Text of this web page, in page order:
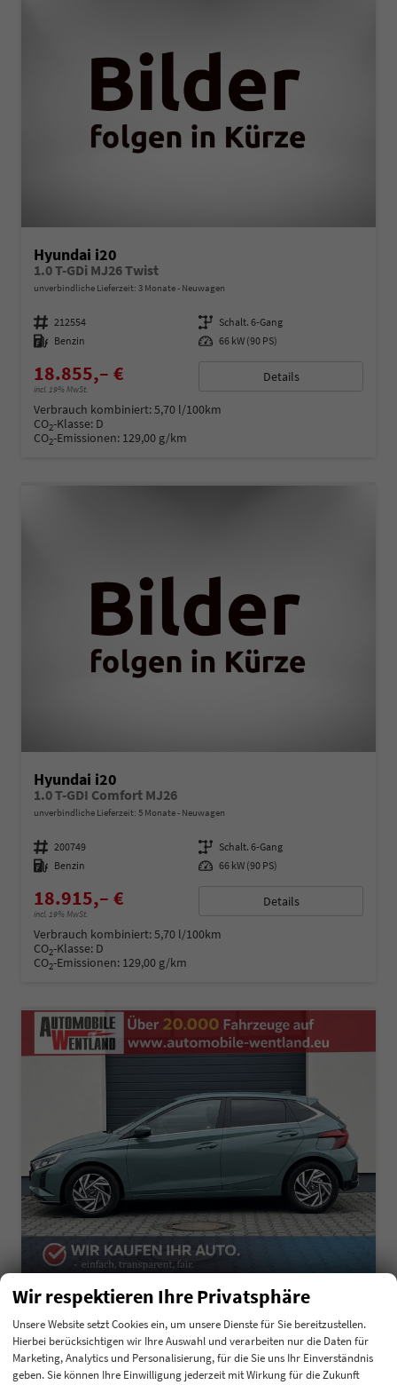
Hyundai i20
1.0 T-GDi MJ26 Twist
unverbindliche Lieferzeit: 3 Monate Neuwagen
Fahrzeugnummer 212554 Getriebe Schalt. 6-Gang
Kraftstoff Benzin Leistung 66 kW (90 PS)
18.855,– €
incl. 19% MwSt.
Details
Verbrauch kombiniert:5,70 l/100km
CO2-Klasse: D
CO2-Emissionen: 129,00 g/km
Hyundai i20
1.0 T-GDI Comfort MJ26
unverbindliche Lieferzeit: 5 Monate Neuwagen
Fahrzeugnummer 200749 Getriebe Schalt. 6-Gang
Kraftstoff Benzin Leistung 66 kW (90 PS)
18.915,– €
incl. 19% MwSt.
Details
Verbrauch kombiniert:5,70 l/100km
CO2-Klasse: D
CO2-Emissionen: 129,00 g/km
Hyundai i20
Go 1,0 T-GDI 66kW Navi
unverbindliche Lieferzeit:4 Monate Neuwagen
Fahrzeugnummer 198945 Getriebe Schalt. 6-Gang
Wir respektieren Ihre Privatsphäre
Unsere Website setzt Cookies ein, um unsere Dienste für Sie bereitzustellen.
Hierbei berücksichtigen wir Ihre Auswahl und verarbeiten nur die Daten für
Marketing, Analytics und Personalisierung, für die Sie uns Ihr Einverständnis
geben. Sie können Ihre Einwilligung jederzeit mit Wirkung für die Zukunft